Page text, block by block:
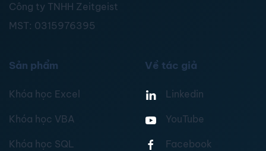
Công ty TNHH Zeitgeist
MST: 0315976395
Sản phẩm
Khóa học Excel
Khóa học VBA
Khóa học SQL
Về tác giả
Linkedin
YouTube
Facebook